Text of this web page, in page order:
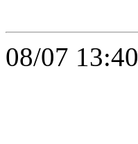
08/07 13:40